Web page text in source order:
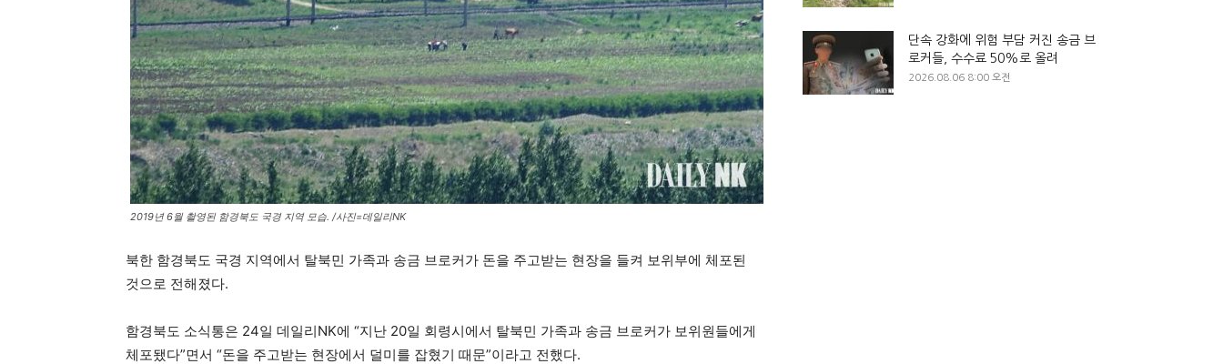
2019년 6월 촬영된 함경북도 국경 지역 모습. /사진=데일리NK
북한 함경북도 국경 지역에서 탈북민 가족과 송금 브로커가 돈을 주고받는 현장을 들켜 보위부에 체포된
것으로 전해졌다.
함경북도 소식통은 24일 데일리NK에 “지난 20일 회령시에서 탈북민 가족과 송금 브로커가 보위원들에게
체포됐다”면서 “돈을 주고받는 현장에서 덜미를 잡혔기 때문”이라고 전했다.
단속 강화에 위험 부담 커진 송금 브
로커들, 수수료 50%로 올려
2026.08.06 8:00 오전